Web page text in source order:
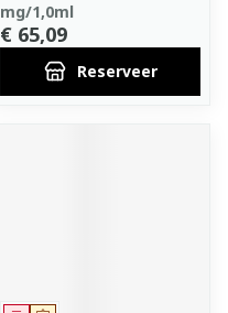
mg/1,0ml
€ 65,09
Reserveer